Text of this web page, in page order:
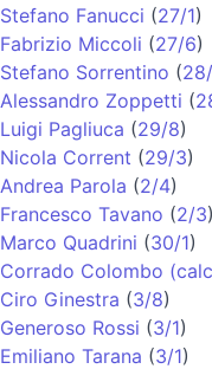
Stefano Fanucci (27/1)
Fabrizio Miccoli (27/6)
Stefano Sorrentino (
Alessandro Zoppetti (
Luigi Pagliuca (29/8)
Nicola Corrent (29/3)
Andrea Parola (2/4)
Francesco Tavano (2/3)
Marco Quadrini (30/1)
Corrado Colombo
Ciro Ginestra (3/8)
Generoso Rossi (3/1)
Emiliano Tarana (3/1)